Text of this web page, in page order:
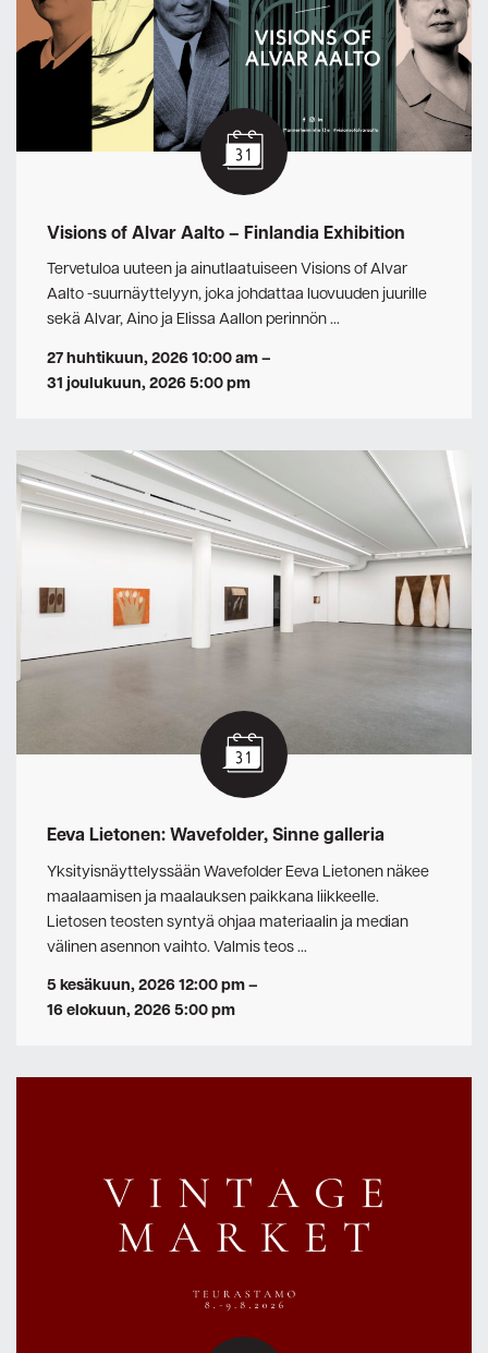
Visions of Alvar Aalto – Finlandia Exhibition
Tervetuloa uuteen ja ainutlaatuiseen Visions of Alvar
Aalto -suurnäyttelyyn, joka johdattaa luovuuden juurille
sekä Alvar, Aino ja Elissa Aallon perinnön …
27 huhtikuun, 2026 10:00 am–
31 joulukuun, 2026 5:00 pm
Eeva Lietonen: Wavefolder, Sinne galleria
Yksityisnäyttelyssään Wavefolder Eeva Lietonen näkee
maalaamisen ja maalauksen paikkana liikkeelle.
Lietosen teosten syntyä ohjaa materiaalin ja median
välinen asennon vaihto. Valmis teos …
5 kesäkuun, 2026 12:00 pm–
16 elokuun, 2026 5:00 pm